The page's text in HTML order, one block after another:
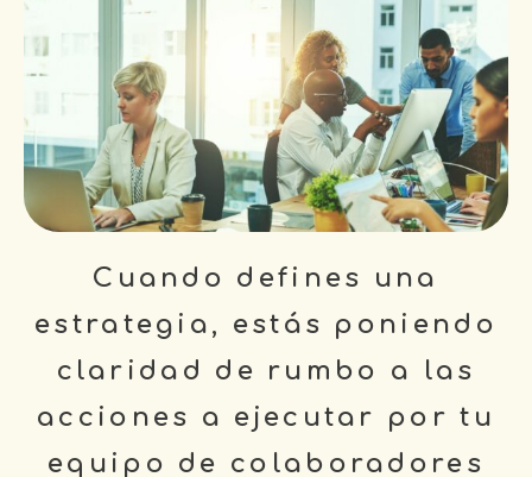
Cuando defines una
estrategia, estás poniendo
claridad de rumbo a las
acciones a ejecutar por tu
equipo de colaboradores